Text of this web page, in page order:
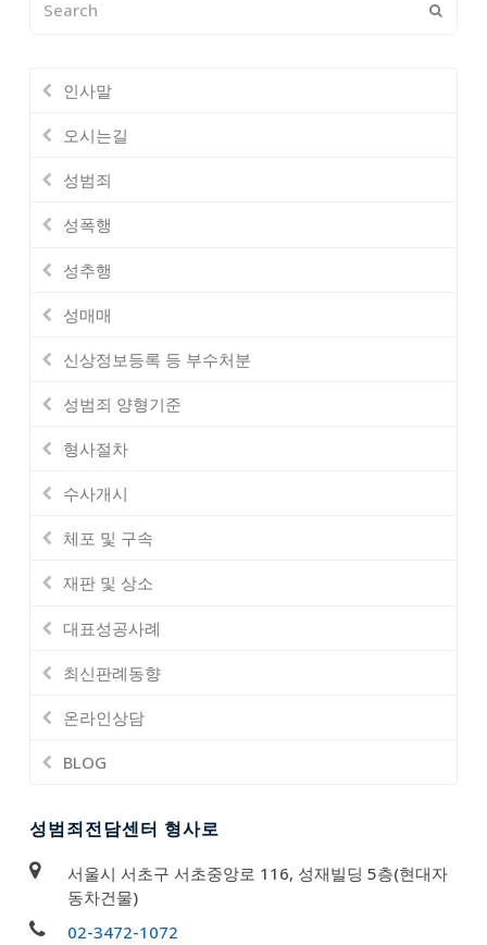
인사말
오시는길
성범죄
성폭행
성추행
성매매
신상정보등록 등 부수처분
성범죄 양형기준
형사절차
수사개시
체포 및 구속
재판 및 상소
대표성공사례
최신판례동향
온라인상담
BLOG
성범죄전담센터 형사로
서울시 서초구 서초중앙로 116, 성재빌딩 5층(현대자
동차건물)
02-3472-1072